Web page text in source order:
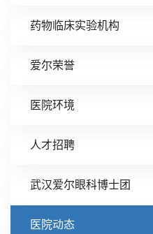
药物临床实验机构
爱尔荣誉
医院环境
人才招聘
武汉爱尔眼科博士团
医院动态